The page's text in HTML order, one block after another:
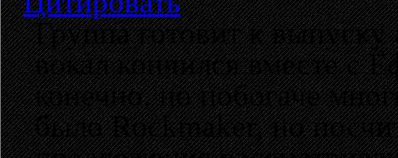
Группа готовит к
вокал кончился вместе с
конечно, но побогаче
было Rockmaker, но